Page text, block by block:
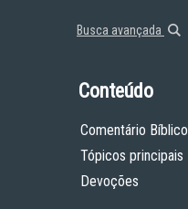
Busca avançada
Conteúdo
Comentário Bíblico
Tópicos principais
Devoções